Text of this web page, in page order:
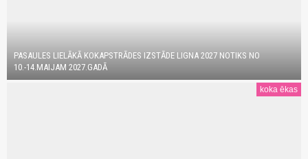
PASAULES LIELĀKĀ KOKAPSTRĀDES IZSTĀDE LIGNA 2027 NOTIKS NO
10.-14.MAIJAM 2027.GADĀ
koka ēkas